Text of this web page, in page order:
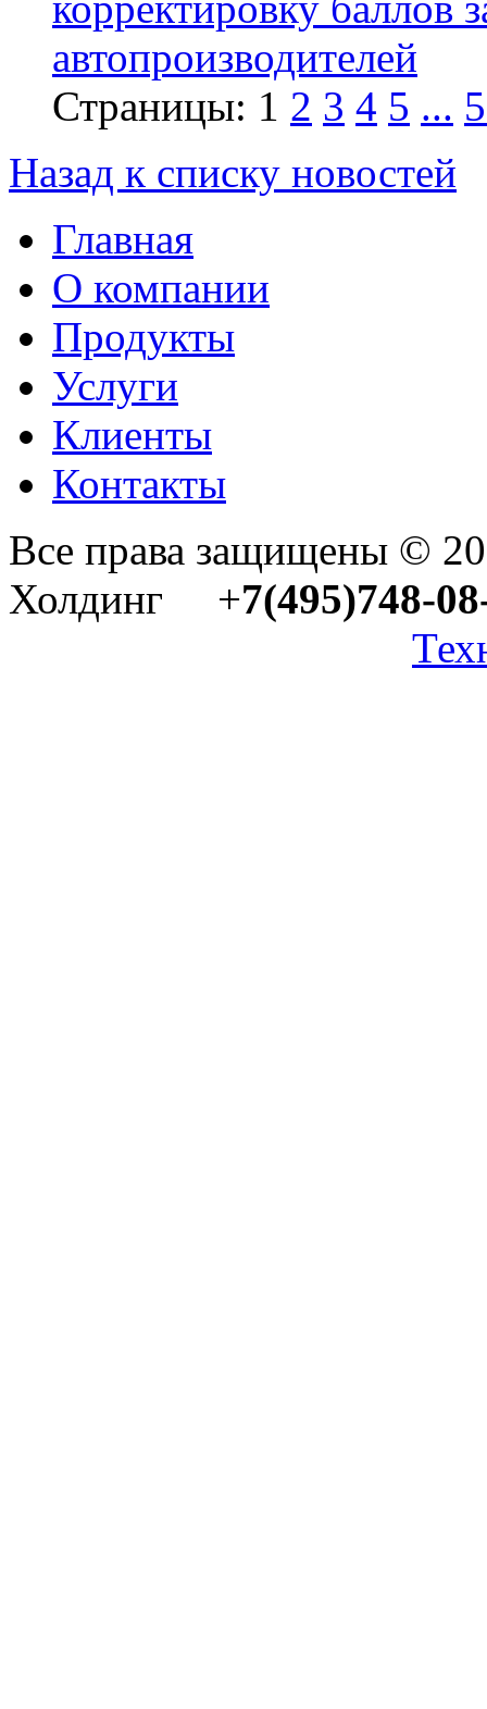
автопроизводителей
Страницы: 1 2 3 4 5 ...
Назад к списку новостей
Главная
О компании
Продукты
Услуги
Клиенты
Контакты
Все права защищены ©
Холдинг +7(495)748-